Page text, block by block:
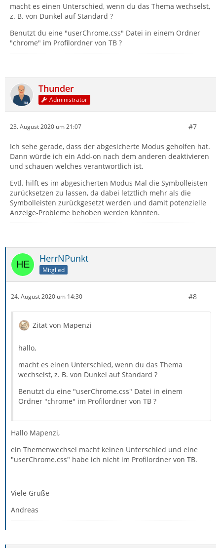
macht es einen Unterschied, wenn du das Thema wechselst,
z. B. von Dunkel auf Standard ?
Benutzt du eine "userChrome.css" Datei in einem Ordner
"chrome" im Profilordner von TB ?
Thunder
Administrator
23. August 2020 um 21:07 #7
Ich sehe gerade, dass der abgesicherte Modus geholfen hat.
Dann würde ich ein Add-on nach dem anderen deaktivieren
und schauen welches verantwortlich ist.
Evtl. hilft es im abgesicherten Modus Mal die Symbolleisten
zurücksetzen zu lassen, da dabei letztlich mehr als die
Symbolleisten zurückgesetzt werden und damit potenzielle
Anzeige-Probleme behoben werden könnten.
HerrNPunkt
Mitglied
24. August 2020 um 14:30 #8
Zitat von Mapenzi
hallo,
macht es einen Unterschied, wenn du das Thema
wechselst, z. B. von Dunkel auf Standard ?
Benutzt du eine "userChrome.css" Datei in einem
Ordner "chrome" im Profilordner von TB ?
Hallo Mapenzi,
ein Themenwechsel macht keinen Unterschied und eine
"userChrome.css" habe ich nicht im Profilordner von TB.
Viele Grüße
Andreas